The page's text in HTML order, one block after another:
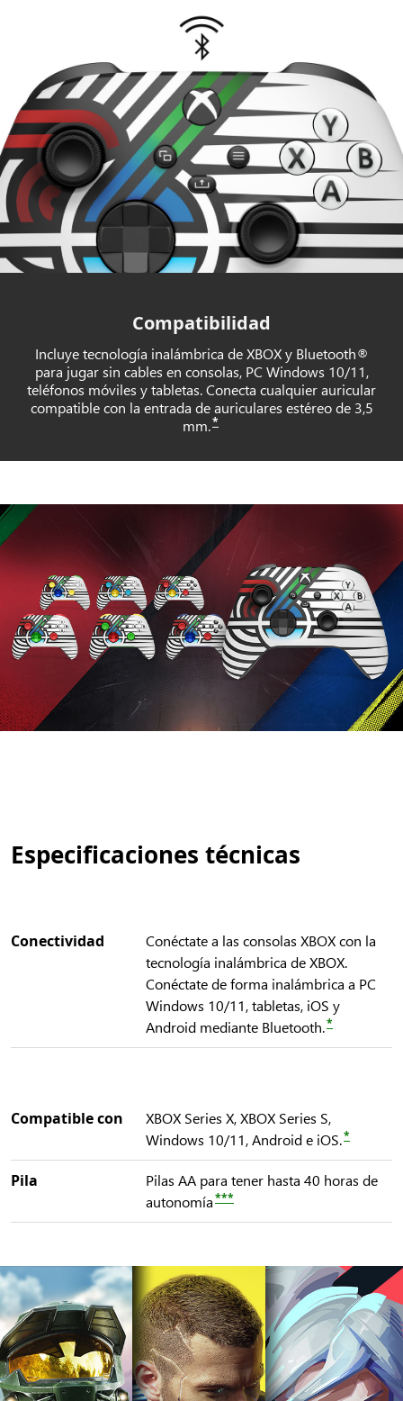
Compatibilidad
Incluye tecnología inalámbrica de XBOX y Bluetooth®
para jugar sin cables en consolas, PC Windows 10/11,
teléfonos móviles y tabletas. Conecta cualquier auricular
compatible con la entrada de auriculares estéreo de 3,5
mm.*
Especificaciones técnicas
Conectividad
Conéctate a las consolas XBOX con la
tecnología inalámbrica de XBOX.
Conéctate de forma inalámbrica a PC
Windows 10/11, tabletas, iOS y
Android mediante Bluetooth.*
Compatible con
XBOX Series X, XBOX Series S,
Windows 10/11, Android e iOS.*
Pila
Pilas AA para tener hasta 40 horas de
autonomía***